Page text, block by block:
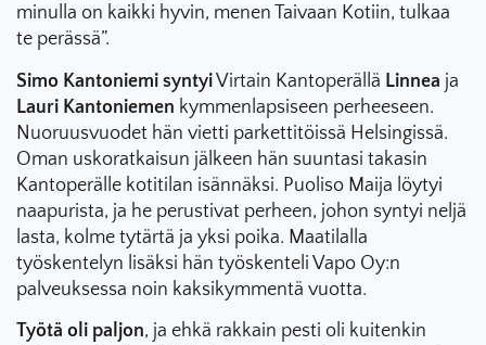
minulla on kaikki hyvin, menen Taivaan Kotiin, tulkaa
te perässä”.
Simo Kantoniemi syntyiVirtain Kantoperällä Linnea ja
Lauri Kantoniemen kymmenlapsiseen perheeseen.
Nuoruusvuodet hän vietti parkettitöissä Helsingissä.
Oman uskoratkaisun jälkeen hän suuntasi takasin
Kantoperälle kotitilan isännäksi. Puoliso Maija löytyi
naapurista, ja he perustivat perheen, johon syntyi neljä
lasta, kolme tytärtä ja yksi poika. Maatilalla
työskentelyn lisäksi hän työskenteli Vapo Oy:n
palveuksessa noin kaksikymmentä vuotta.
Työtä oli paljon, ja ehkä rakkain pesti oli kuitenkin